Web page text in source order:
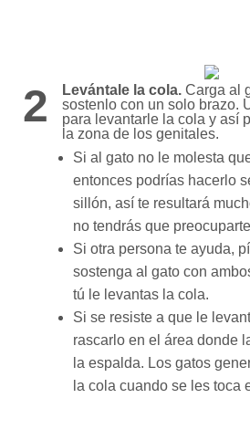
2 Levántale la cola. Carga al
sostenlo con un solo brazo.
para levantarle la cola y así
la zona de los genitales.
Si al gato no le molesta
entonces podrías hacerlo
sillón, así te resultará
no tendrás que
Si otra persona te ayuda,
sostenga al gato con
tú le levantas la cola.
Si se resiste a que le
rascarlo en el área donde
la espalda. Los gatos
la cola cuando se les toca